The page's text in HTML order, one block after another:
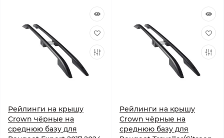
Рейлинги на крышу
Crown чёрные на
среднюю базу для
Рейлинги на крышу
Crown чёрные на
среднюю базу для